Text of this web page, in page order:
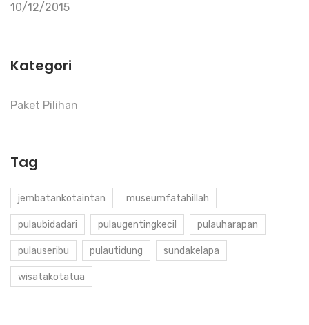
10/12/2015
Kategori
Paket Pilihan
Tag
jembatankotaintan museumfatahillah
pulaubidadari pulaugentingkecil pulauharapan
pulauseribu pulautidung sundakelapa
wisatakotatua